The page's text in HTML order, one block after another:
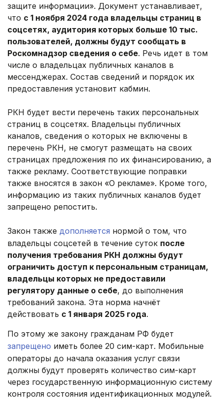
защите информации». Документ устанавливает,
что с 1 ноября 2024 года владельцы страниц в
соцсетях, аудитория которых больше 10 тыс.
пользователей, должны будут сообщать в
Роскомнадзор сведения о себе. Речь идет в том
числе о владельцах публичных каналов в
мессенджерах. Состав сведений и порядок их
предоставления установит кабмин.
РКН будет вести перечень таких персональных
страниц в соцсетях. Владельцы публичных
каналов, сведения о которых не включены в
перечень РКН, не смогут размещать на своих
страницах предложения по их финансированию, а
также рекламу. Соответствующие поправки
также вносятся в закон «О рекламе». Кроме того,
информацию из таких публичных каналов будет
запрещено репостить.
Закон также дополняется нормой о том, что
владельцы соцсетей в течение суток после
получения требования РКН должны будут
ограничить доступ к персональным страницам,
владельцы которых не предоставили
регулятору данные о себе, до выполнения
требований закона. Эта норма начнёт
действовать с 1 января 2025 года.
По этому же закону гражданам РФ будет
запрещено иметь более 20 сим-карт. Мобильные
операторы до начала оказания услуг связи
должны будут проверять количество сим-карт
через государственную информационную систему
контроля состояния идентификационных модулей.